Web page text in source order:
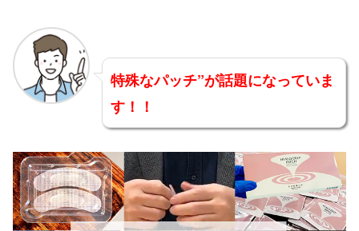
特殊なパッチ”が話題になっていま
す！！